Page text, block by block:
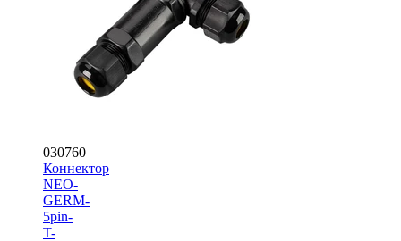
030760
Коннектор
NEO-
GERM-
5pin-
T-